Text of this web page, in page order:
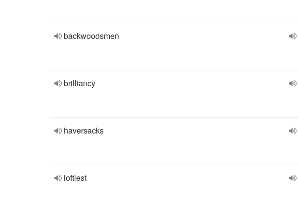
backwoodsmen
brilliancy
haversacks
loftiest